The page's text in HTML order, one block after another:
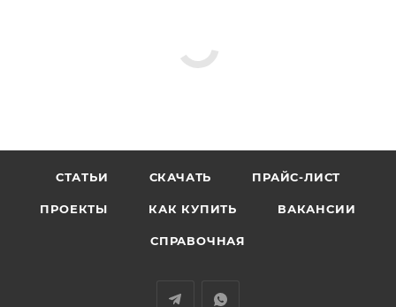
СТАТЬИ СКАЧАТЬ ПРАЙС-ЛИСТ
ПРОЕКТЫ КАК КУПИТЬ ВАКАНСИИ
СПРАВОЧНАЯ